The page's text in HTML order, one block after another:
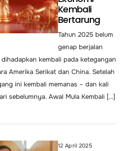
Kembali
Bertarung
Tahun 2025 belum
genap berjalan
kembali pada ketegangan
Amerika Serikat dan China. Setelah
ini kembali memanas – dan kali
sebelumnya. Awal Mula Kembali […]
12 April 2025